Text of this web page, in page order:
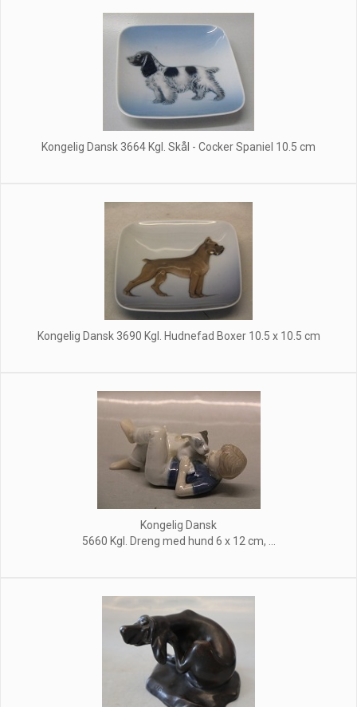
Kongelig Dansk 3664 Kgl. Skål - Cocker Spaniel 10.5 cm
Kongelig Dansk 3690 Kgl. Hudnefad Boxer 10.5 x 10.5 cm
Kongelig Dansk
5660 Kgl. Dreng med hund 6 x 12 cm, ...